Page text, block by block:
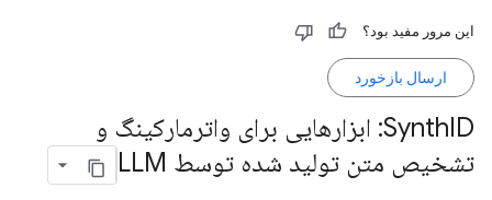
این مرور مفید بود؟
ارسال بازخورد
SynthID: ابزارهایی برای واترمارکینگ و
تشخیص متن تولید شده توسط LLM